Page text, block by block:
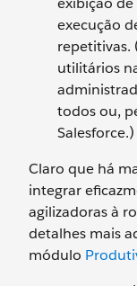
execução
repetitivas.
utilitários
todos ou,
Salesforce.)
Claro que há
integrar
agilizadoras à
detalhes mais
módulo